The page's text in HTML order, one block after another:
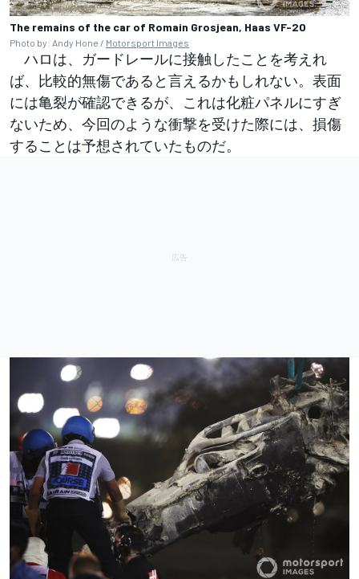
The remains of the car of Romain Grosjean, Haas VF-20
Photo by: Andy Hone / Motorsport Images
ハロは、ガードレールに接触したことを考えれ
ば、比較的無傷であると言えるかもしれない。表面
には亀裂が確認できるが、これは化粧パネルにすぎ
ないため、今回のような衝撃を受けた際には、損傷
することは予想されていたものだ。